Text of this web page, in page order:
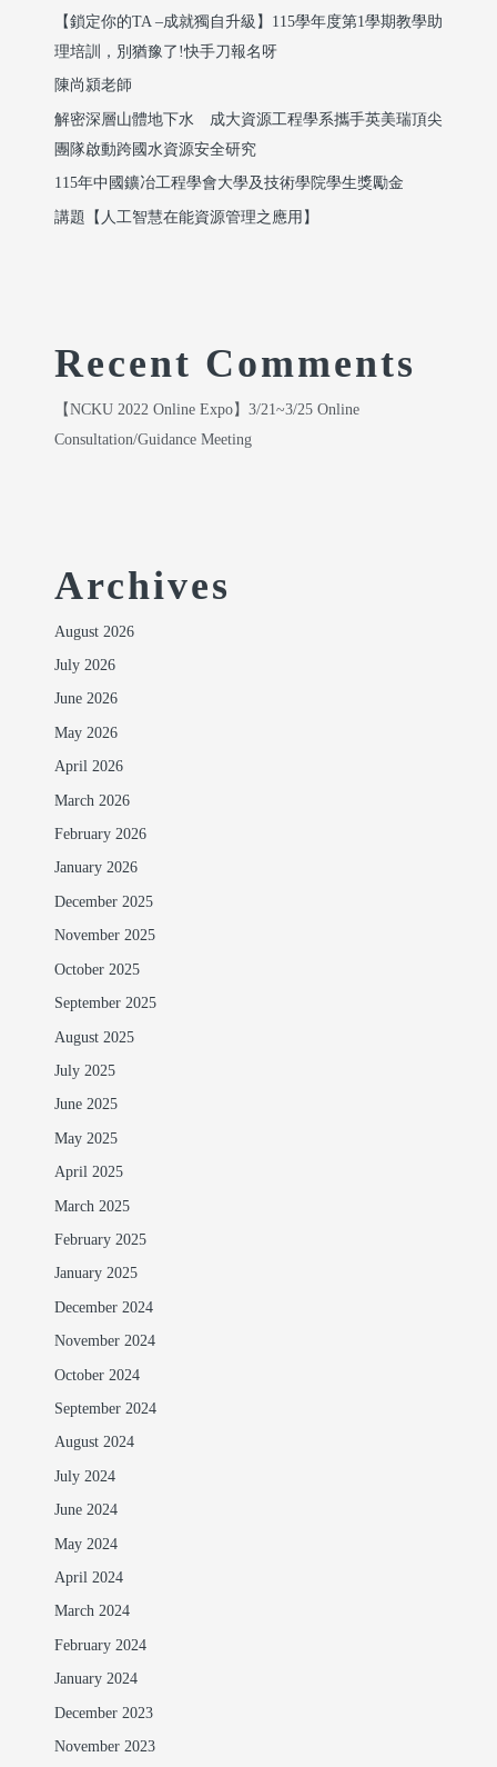
【鎖定你的TA –成就獨自升級】115學年度第1學期教學助
理培訓，別猶豫了!快手刀報名呀
陳尚潁老師
解密深層山體地下水 成大資源工程學系攜手英美瑞頂尖
團隊啟動跨國水資源安全研究
115年中國鑛冶工程學會大學及技術學院學生獎勵金
講題【人工智慧在能資源管理之應用】
Recent Comments
【NCKU 2022 Online Expo】3/21~3/25 Online
Consultation/Guidance Meeting
Archives
August 2026
July 2026
June 2026
May 2026
April 2026
March 2026
February 2026
January 2026
December 2025
November 2025
October 2025
September 2025
August 2025
July 2025
June 2025
May 2025
April 2025
March 2025
February 2025
January 2025
December 2024
November 2024
October 2024
September 2024
August 2024
July 2024
June 2024
May 2024
April 2024
March 2024
February 2024
January 2024
December 2023
November 2023